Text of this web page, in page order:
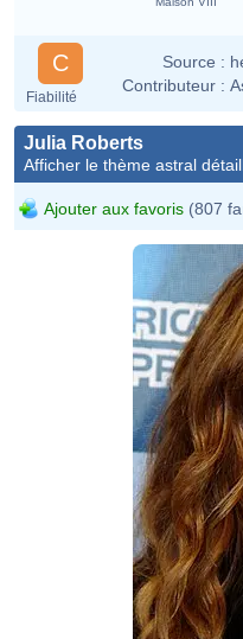
C
Fiabilité
Source :
Contributeur :
Julia Roberts
Afficher le thème astral
Ajouter aux favoris (807